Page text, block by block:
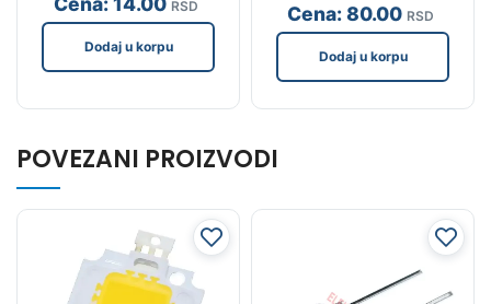
RSD
Dodaj u korpu
Cena:80.00 RSD
Dodaj u korpu
POVEZANI PROIZVODI